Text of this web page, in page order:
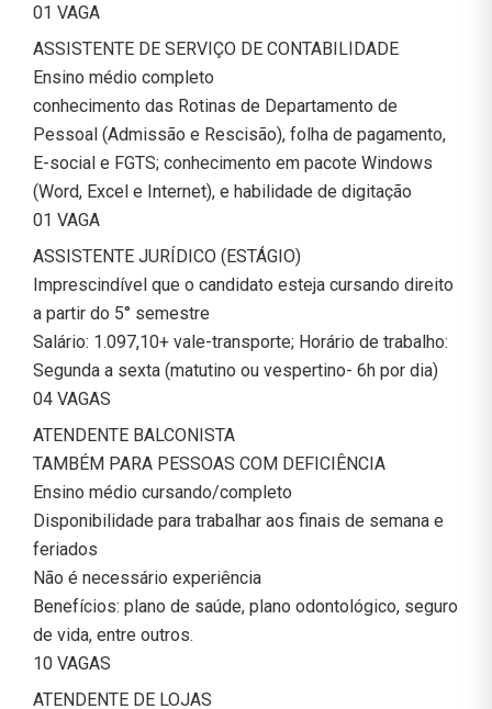
01 VAGA
ASSISTENTE DE SERVIÇO DE CONTABILIDADE
Ensino médio completo
conhecimento das Rotinas de Departamento de
Pessoal (Admissão e Rescisão), folha de pagamento,
E-social e FGTS; conhecimento em pacote Windows
(Word, Excel e Internet), e habilidade de digitação
01 VAGA
ASSISTENTE JURÍDICO (ESTÁGIO)
Imprescindível que o candidato esteja cursando direito
a partir do 5° semestre
Salário: 1.097,10+ vale-transporte; Horário de trabalho:
Segunda a sexta (matutino ou vespertino- 6h por dia)
04 VAGAS
ATENDENTE BALCONISTA
TAMBÉM PARA PESSOAS COM DEFICIÊNCIA
Ensino médio cursando/completo
Disponibilidade para trabalhar aos finais de semana e
feriados
Não é necessário experiência
Benefícios: plano de saúde, plano odontológico, seguro
de vida, entre outros.
10 VAGAS
ATENDENTE DE LOJAS